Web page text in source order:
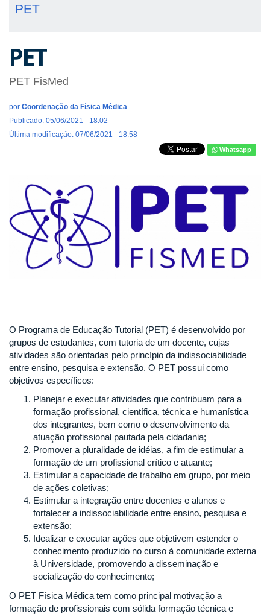
PET
PET
PET FisMed
por Coordenação da Física Médica
Publicado: 05/06/2021 - 18:02
Última modificação: 07/06/2021 - 18:58
Whatsapp
O Programa de Educação Tutorial (PET) é desenvolvido por
grupos de estudantes, com tutoria de um docente, cujas
atividades são orientadas pelo princípio da indissociabilidade
entre ensino, pesquisa e extensão. O PET possui como
objetivos específicos:
Planejar e executar atividades que contribuam para a
formação profissional, científica, técnica e humanística
dos integrantes, bem como o desenvolvimento da
atuação profissional pautada pela cidadania;
Promover a pluralidade de idéias, a fim de estimular a
formação de um profissional crítico e atuante;
Estimular a capacidade de trabalho em grupo, por meio
de ações coletivas;
Estimular a integração entre docentes e alunos e
fortalecer a indissociabilidade entre ensino, pesquisa e
extensão;
Idealizar e executar ações que objetivem estender o
conhecimento produzido no curso à comunidade externa
à Universidade, promovendo a disseminação e
socialização do conhecimento;
O PET Física Médica tem como principal motivação a
formação de profissionais com sólida formação técnica e